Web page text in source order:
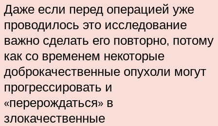
Даже если перед операцией уже
проводилось это исследование
важно сделать его повторно, потому
как со временем некоторые
доброкачественные опухоли могут
прогрессировать и
«перерождаться» в
злокачественные